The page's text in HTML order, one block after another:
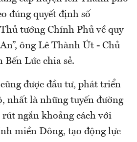
đúng quyết định số
tướng Chính Phủ về quy
ông Lê Thành Út - Chủ
Lức chia sẻ.
được đầu tư, phát triển
nhất là những tuyến đường
ngắn khoảng cách với
miền Đông, tạo động lực